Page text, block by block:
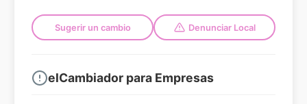
Sugerir un cambio Denunciar Local
elCambiador para Empresas